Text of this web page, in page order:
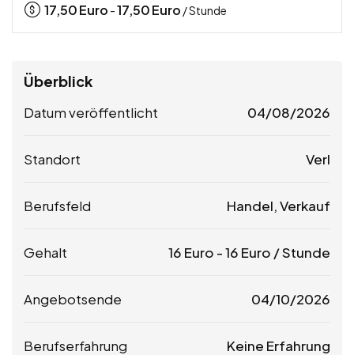
17,50Euro -17,50Euro / Stunde
Überblick
Datum veröffentlicht 04/08/2026
Standort Verl
Berufsfeld Handel, Verkauf
Gehalt 16 Euro -16 Euro / Stunde
Angebotsende 04/10/2026
Berufserfahrung Keine Erfahrung